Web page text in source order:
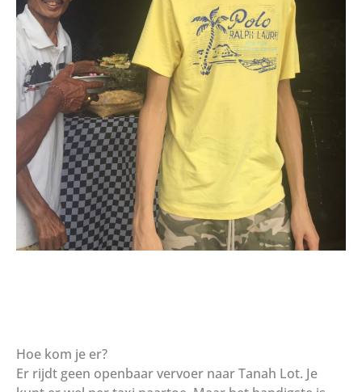
Hoe kom je er?
Er rijdt geen openbaar vervoer naar Tanah Lot. Je